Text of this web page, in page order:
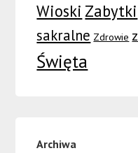
Wioski Zabytki
sakralne Zdrowie
Święta
Archiwa